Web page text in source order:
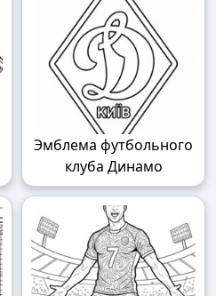
Эмблема футбольного
клуба Динамо